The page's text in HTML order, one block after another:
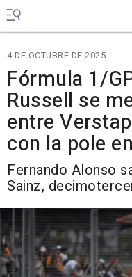
4 DE OCTUBRE DE 2025
Fórmula 1/
Russell se
entre
con la pole
Fernando Alonso
Sainz,